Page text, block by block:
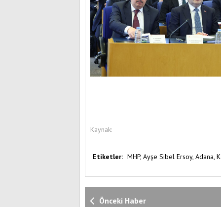
Kaynak:
Etiketler: MHP, Ayşe Sibel Ersoy, Adana,
Önceki Haber